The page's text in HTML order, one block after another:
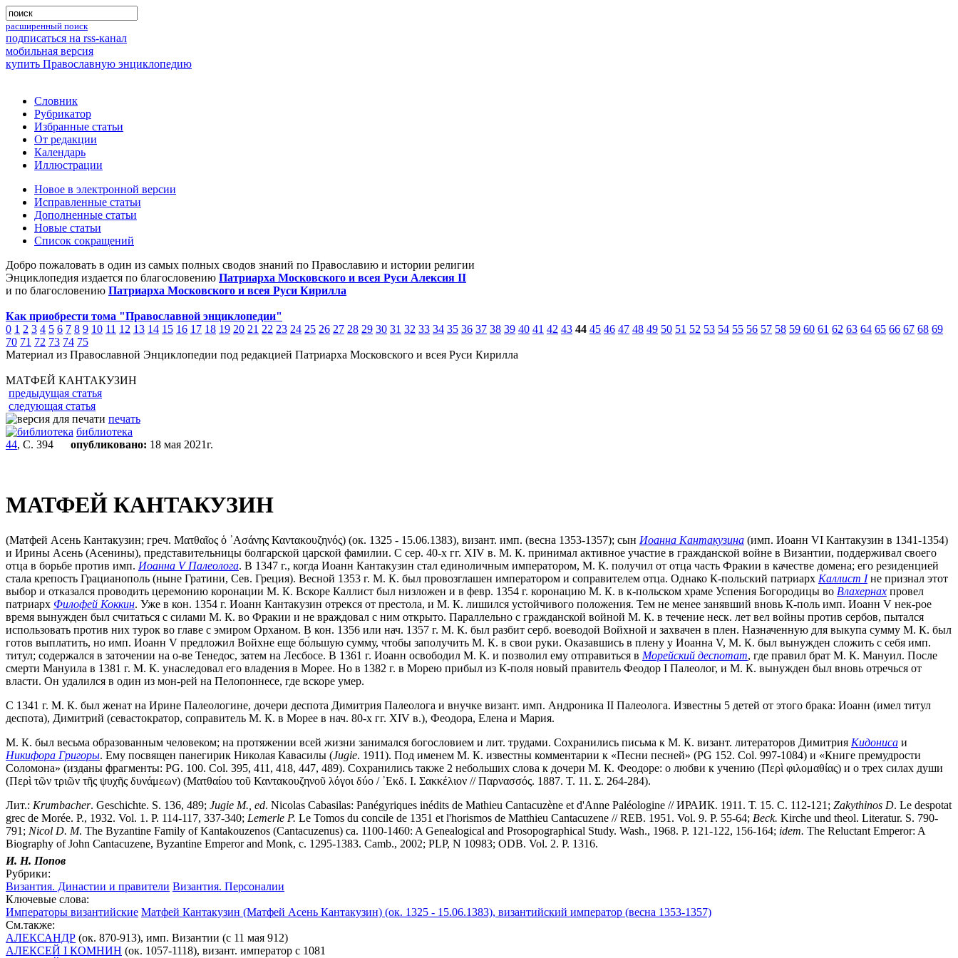
расширенный поиск
подписаться на rss-канал
мобильная версия
купить Православную энциклопедию
Словник
Рубрикатор
Избранные статьи
От редакции
Календарь
Иллюстрации
Новое в электронной версии
Исправленные статьи
Дополненные статьи
Новые статьи
Список сокращений
Добро пожаловать в один из самых полных сводов знаний по Православию и истории религии
Энциклопедия издается по благословению Патриарха Московского и всея Руси Алексия II
и по благословению Патриарха Московского и всея Руси Кирилла
Как приобрести тома "Православной энциклопедии"
0 1 2 3 4 5 6 7 8 9 10 11 12 13 14 15 16 17 18 19 20 21 22 23 24 25 26 27 28 29 30 31 32 33 34 35 36 37 38 39 40 41 42 43 44 45 46 47 48 49 50 51 52 53 54 55 56 57 58 59 60 61 62 63 64 65 66 67 68 69
70 71 72 73 74 75
Материал из Православной Энциклопедии под редакцией Патриарха Московского и всея Руси Кирилла
МАТФЕЙ КАНТАКУЗИН
предыдущая статья
следующая статья
печать
библиотека
44, С. 394 опубликовано: 18 мая 2021г.
МАТФЕЙ КАНТАКУЗИН
(Матфей Асень Кантакузин; греч. Ματθαῖος ὁ ᾿Ασάνης Καντακουζηνός) (ок. 1325 - 15.06.1383), визант. имп. (весна 1353-1357); сын Иоанна Кантакузина (имп. Иоанн VI Кантакузин в 1341-1354)
и Ирины Асень (Асенины), представительницы болгарской царской фамилии. С сер. 40-х гг. XIV в. М. К. принимал активное участие в гражданской войне в Византии, поддерживал своего
отца в борьбе против имп. Иоанна V Палеолога. В 1347 г., когда Иоанн Кантакузин стал единоличным императором, М. К. получил от отца часть Фракии в качестве домена; его резиденцией
стала крепость Грацианополь (ныне Гратини, Сев. Греция). Весной 1353 г. М. К. был провозглашен императором и соправителем отца. Однако К-польский патриарх Каллист Iне признал этот
выбор и отказался проводить церемонию коронации М. К. Вскоре Каллист был низложен и в февр. 1354 г. коронацию М. К. в к-польском храме Успения Богородицы во Влахернах провел
патриарх Филофей Коккин. Уже в кон. 1354 г. Иоанн Кантакузин отрекся от престола, и М. К. лишился устойчивого положения. Тем не менее занявший вновь К-поль имп. Иоанн V нек-рое
время вынужден был считаться с силами М. К. во Фракии и не враждовал с ним открыто. Параллельно с гражданской войной М. К. в течение неск. лет вел войны против сербов, пытался
использовать против них турок во главе с эмиром Орханом. В кон. 1356 или нач. 1357 г. М. К. был разбит серб. воеводой Войхной и захвачен в плен. Назначенную для выкупа сумму М. К. был
готов выплатить, но имп. Иоанн V предложил Войхне еще бо́льшую сумму, чтобы заполучить М. К. в свои руки. Оказавшись в плену у Иоанна V, М. К. был вынужден сложить с себя имп.
титул; содержался в заточении на о-ве Тенедос, затем на Лесбосе. В 1361 г. Иоанн освободил М. К. и позволил ему отправиться в Морейский деспотат, где правил брат М. К. Мануил. После
смерти Мануила в 1381 г. М. К. унаследовал его владения в Морее. Но в 1382 г. в Морею прибыл из К-поля новый правитель Феодор I Палеолог, и М. К. вынужден был вновь отречься от
власти. Он удалился в один из мон-рей на Пелопоннесе, где вскоре умер.
С 1341 г. М. К. был женат на Ирине Палеологине, дочери деспота Димитрия Палеолога и внучке визант. имп. Андроника II Палеолога. Известны 5 детей от этого брака: Иоанн (имел титул
деспота), Димитрий (севастократор, соправитель М. К. в Морее в нач. 80-х гг. XIV в.), Феодора, Елена и Мария.
М. К. был весьма образованным человеком; на протяжении всей жизни занимался богословием и лит. трудами. Сохранились письма к М. К. визант. литераторов Димитрия Кидониса и
Никифора Григоры. Ему посвящен панегирик Николая Кавасилы (Jugie. 1911). Под именем М. К. известны комментарии к «Песни песней» (PG 152. Col. 997-1084) и «Книге премудрости
Соломона» (изданы фрагменты: PG. 100. Col. 395, 411, 418, 447, 489). Сохранились также 2 небольших слова к дочери М. К. Феодоре: о любви к учению (Περὶ φιλομαθίας) и о трех силах души
(Περὶ τῶν τριῶν τῆς ψυχῆς δυνάμεων) (Ματθαίου τοῦ Καντακουζηνοῦ λόγοι δύο / ᾿Εκδ. Ι. Σακκέλιον // Παρνασσός. 1887. Τ. 11. Σ. 264-284).
Лит.: Krumbacher. Geschichte. S. 136, 489; Jugie M., ed. Nicolas Cabasilas: Panégyriques inédits de Mathieu Cantacuzène et d'Anne Paléologine // ИРАИК. 1911. Т. 15. С. 112-121; Zakythinos D. Le despotat
grec de Morée. P., 1932. Vol. 1. P. 114-117, 337-340; Lemerle P. Le Tomos du concile de 1351 et l'horismos de Matthieu Cantacuzene // REB. 1951. Vol. 9. P. 55-64; Beck. Kirche und theol. Literatur. S. 790-
791; Nicol D. M. The Byzantine Family of Kantakouzenos (Cantacuzenus) ca. 1100-1460: A Genealogical and Prosopographical Study. Wash., 1968. P. 121-122, 156-164; idem. The Reluctant Emperor: A
Biography of John Cantacuzene, Byzantine Emperor and Monk, c. 1295-1383. Camb., 2002; PLP, N 10983; ODB. Vol. 2. P. 1316.
И. Н. Попов
Рубрики:
Византия. Династии и правители Византия. Персоналии
Ключевые слова:
Императоры византийские Матфей Кантакузин (Матфей Асень Кантакузин) (ок. 1325 - 15.06.1383), византийский император (весна 1353-1357)
См.также:
АЛЕКСАНДР (ок. 870-913), имп. Византии (с 11 мая 912)
АЛЕКСЕЙ I КОМНИН (ок. 1057-1118), визант. император с 1081